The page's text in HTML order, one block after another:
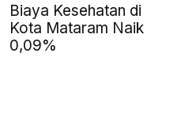
Biaya Kesehatan di
Kota Mataram Naik
0,09%